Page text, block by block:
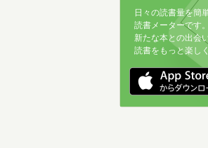
日々の読書量を簡
読書メーターです。
新たな本との出会
読書をもっと楽し